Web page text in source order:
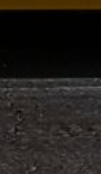
förvärv av